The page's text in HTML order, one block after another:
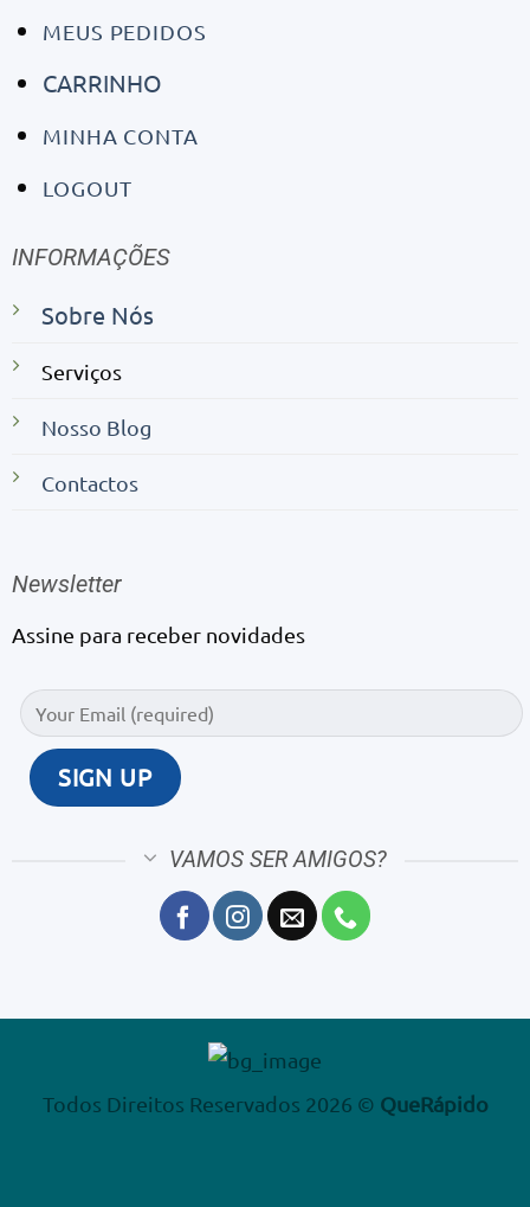
MEUS PEDIDOS
CARRINHO
MINHA CONTA
LOGOUT
INFORMAÇÕES
Sobre Nós
Serviços
Nosso Blog
Contactos
Newsletter
Assine para receber novidades
VAMOS SER AMIGOS?
Todos Direitos Reservados 2026 © QueRápido